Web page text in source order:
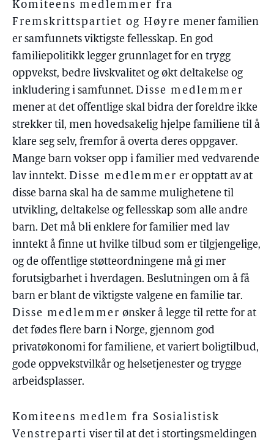
Komiteens medlemmer fra
Fremskrittspartiet og Høyre mener familien
er samfunnets viktigste fellesskap. En god
familiepolitikk legger grunnlaget for en trygg
oppvekst, bedre livskvalitet og økt deltakelse og
inkludering i samfunnet. Disse medlemmer
mener at det offentlige skal bidra der foreldre ikke
strekker til, men hovedsakelig hjelpe familiene til å
klare seg selv, fremfor å overta deres oppgaver.
Mange barn vokser opp i familier med vedvarende
lav inntekt. Disse medlemmer er opptatt av at
disse barna skal ha de samme mulighetene til
utvikling, deltakelse og fellesskap som alle andre
barn. Det må bli enklere for familier med lav
inntekt å finne ut hvilke tilbud som er tilgjengelige,
og de offentlige støtteordningene må gi mer
forutsigbarhet i hverdagen. Beslutningen om å få
barn er blant de viktigste valgene en familie tar.
Disse medlemmer ønsker å legge til rette for at
det fødes flere barn i Norge, gjennom god
privatøkonomi for familiene, et variert boligtilbud,
gode oppvekstvilkår og helsetjenester og trygge
arbeidsplasser.
Komiteens medlem fra Sosialistisk
Venstreparti viser til at det i stortingsmeldingen